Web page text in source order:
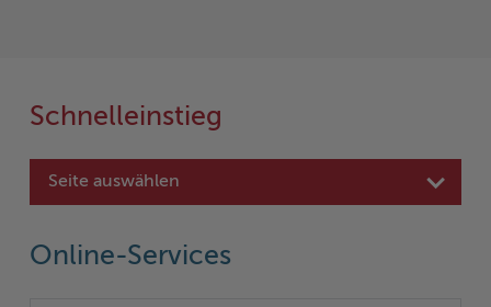
Schnelleinstieg
Seite auswählen
Online-Services